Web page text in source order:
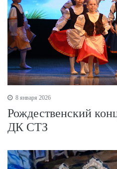
8 января 2026
Рождественский
ДК СТЗ